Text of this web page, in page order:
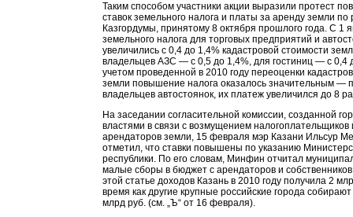
Таким способом участники акции выразили протест
ставок земельного налога и платы за аренду земли
Казгордумы, принятому 8 октября прошлого года. С 1
земельного налога для торговых предприятий и
увеличились с 0,4 до 1,4% кадастровой стоимости
владельцев АЗС — с 0,5 до 1,4%, для гостиниц — с 0,4
учетом проведенной в 2010 году переоценки
земли повышение налога оказалось значительным —
владельцев автостоянок, их платеж увеличился до 8
На заседании согласительной комиссии, созданной
властями в связи с возмущением налогоплательщиков
арендаторов земли, 15 февраля мэр Казани Ильсур
отметил, что ставки повышены по указанию
республики. По его словам, Минфин отчитал
малые сборы в бюджет с арендаторов и
этой статье доходов Казань в 2010 году получила 2
время как другие крупные российские города
млрд руб. (см. „Ъ“ от 16 февраля).